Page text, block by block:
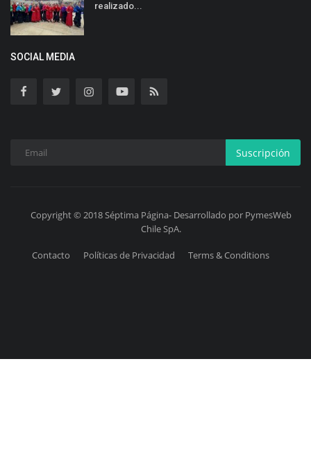
realizado...
SOCIAL MEDIA
Suscripción
Copyright © 2018 Séptima Página- Desarrollado por PymesWeb
Chile SpA.
Contacto Políticas de Privacidad Terms & Conditions